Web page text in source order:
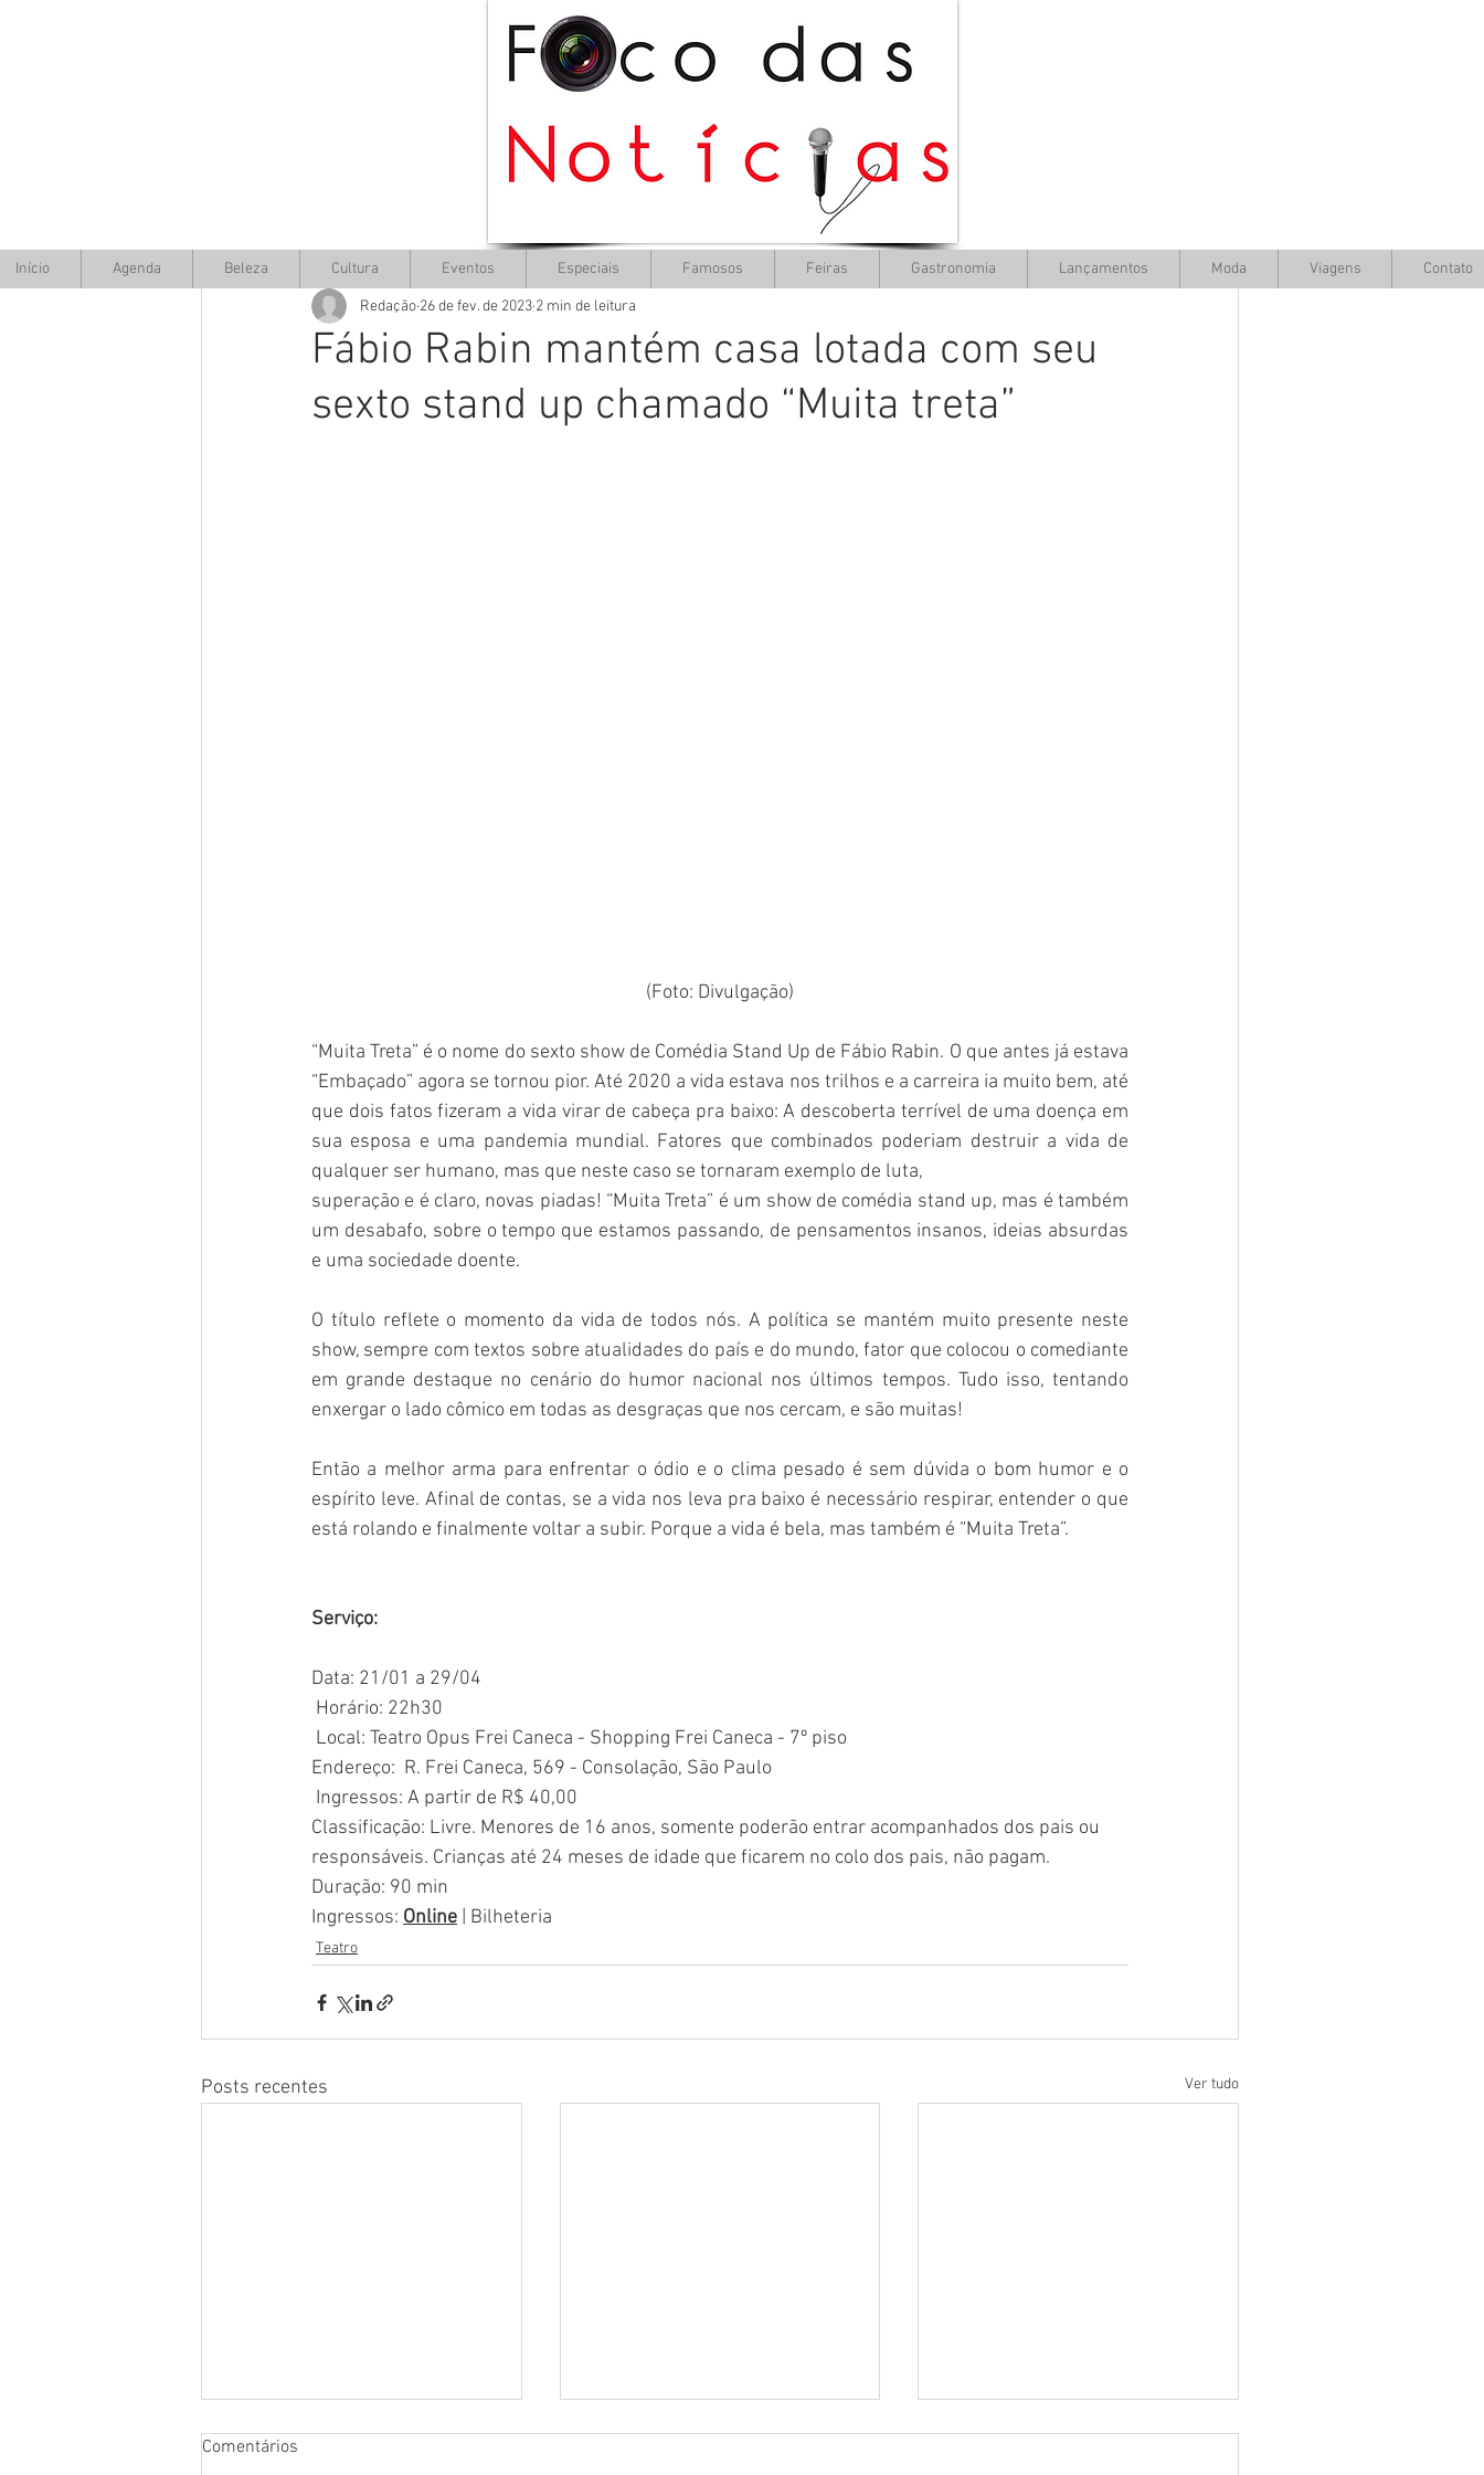
Fábio Rabin mantém casa lotada com seu
sexto stand up chamado “Muita treta”
Redação 26 de fev. de 2023 2 min de leitura
(Foto: Divulgação)
“Muita Treta” é o nome do sexto show de Comédia Stand Up de Fábio Rabin. O que antes já estava
“Embaçado” agora se tornou pior. Até 2020 a vida estava nos trilhos e a carreira ia muito bem, até
que dois fatos fizeram a vida virar de cabeça pra baixo: A descoberta terrível de uma doença em
sua esposa e uma pandemia mundial. Fatores que combinados poderiam destruir a vida de
qualquer ser humano, mas que neste caso se tornaram exemplo de luta,
superação e é claro, novas piadas! “Muita Treta” é um show de comédia stand up, mas é também
um desabafo, sobre o tempo que estamos passando, de pensamentos insanos, ideias absurdas
e uma sociedade doente.
O título reflete o momento da vida de todos nós. A política se mantém muito presente neste
show, sempre com textos sobre atualidades do país e do mundo, fator que colocou o comediante
em grande destaque no cenário do humor nacional nos últimos tempos. Tudo isso, tentando
enxergar o lado cômico em todas as desgraças que nos cercam, e são muitas!
Então a melhor arma para enfrentar o ódio e o clima pesado é sem dúvida o bom humor e o
espírito leve. Afinal de contas, se a vida nos leva pra baixo é necessário respirar, entender o que
está rolando e finalmente voltar a subir. Porque a vida é bela, mas também é “Muita Treta”.
Serviço:
Data: 21/01 a 29/04
Horário: 22h30
Local: Teatro Opus Frei Caneca - Shopping Frei Caneca - 7º piso
Endereço:  R. Frei Caneca, 569 - Consolação, São Paulo
Ingressos: A partir de R$ 40,00
Classificação: Livre. Menores de 16 anos, somente poderão entrar acompanhados dos pais ou
responsáveis. Crianças até 24 meses de idade que ficarem no colo dos pais, não pagam.
Duração: 90 min
Ingressos: Online | Bilheteria
Teatro
Posts recentes Ver tudo
Comentários
Início Agenda Beleza Cultura Eventos Especiais Famosos Feiras Gastronomia Lançamentos Moda Viagens Contato